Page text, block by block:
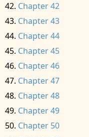
Chapter 42
Chapter 43
Chapter 44
Chapter 45
Chapter 46
Chapter 47
Chapter 48
Chapter 49
Chapter 50